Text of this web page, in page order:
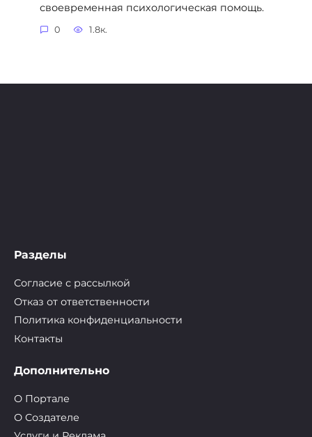
своевременная психологическая помощь.
0 1.8к.
Разделы
Согласие с рассылкой
Отказ от ответственности
Политика конфиденциальности
Контакты
Дополнительно
О Портале
О Cоздателе